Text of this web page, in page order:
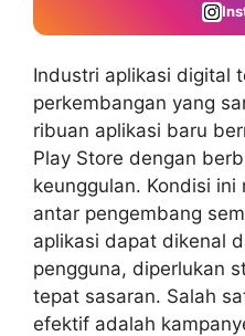
Industri aplikasi digital
perkembangan yang
ribuan aplikasi baru
Play Store dengan
keunggulan. Kondisi
antar pengembang
aplikasi dapat dikenal
pengguna, diperlukan
tepat sasaran. Salah
efektif adalah